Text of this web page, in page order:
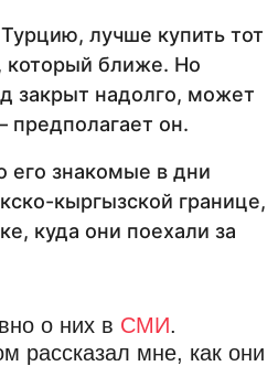
лучше купить тот
который ближе. Но
закрыт надолго, может
предполагает он.
его знакомые в дни
кыргызской границе,
куда они поехали за
о них в СМИ.
рассказал мне, как они